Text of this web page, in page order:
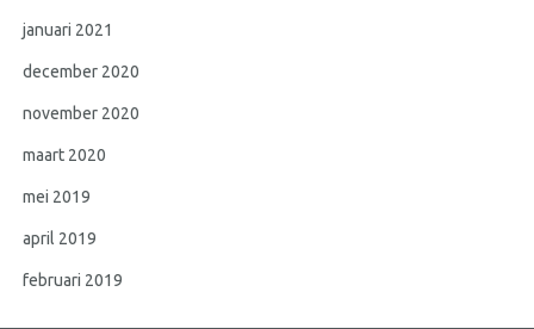
januari 2021
december 2020
november 2020
maart 2020
mei 2019
april 2019
februari 2019